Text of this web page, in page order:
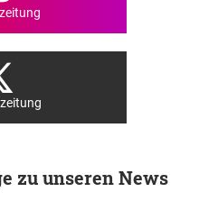
zu unseren News